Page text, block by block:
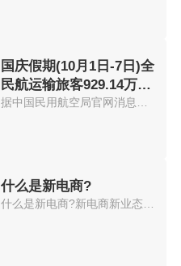
国庆假期(10月1日-7日)全
民航运输旅客929.14万人
次
什么是新电商?
什么是新电商?新电商新业态持续...